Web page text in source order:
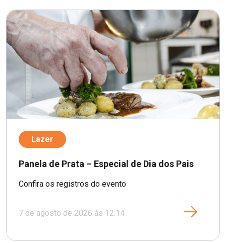
Lazer
Panela de Prata – Especial de Dia dos Pais
Confira os registros do evento
7 de agosto de 2026 às 12:14